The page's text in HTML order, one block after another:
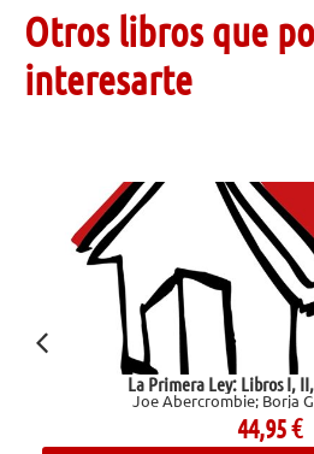
Otros libros que
interesarte
La Primera Ley: Libros I,
Joe Abercrombie; Borja
44,95€